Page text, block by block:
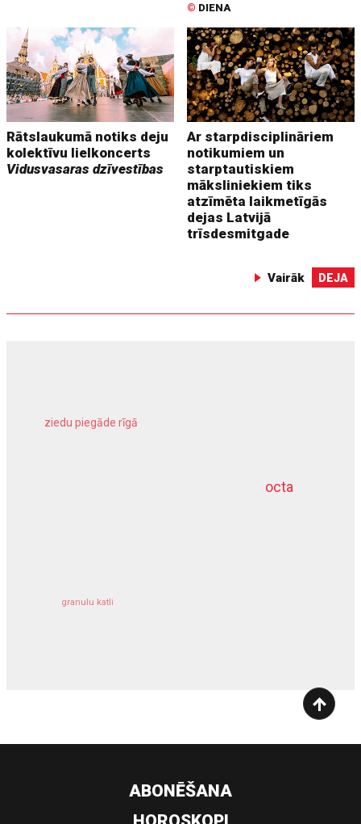
© DIENA
Rātslaukumā notiks deju
kolektīvu lielkoncerts
Vidusvasaras dzīvestības
Ar starpdisciplināriem
notikumiem un
starptautiskiem
māksliniekiem tiks
atzīmēta laikmetīgās
dejas Latvijā
trīsdesmitgade
Vairāk DEJA
octa
ziedu piegāde rīgā
granulu katli
dziļurbums
ABONĒŠANA